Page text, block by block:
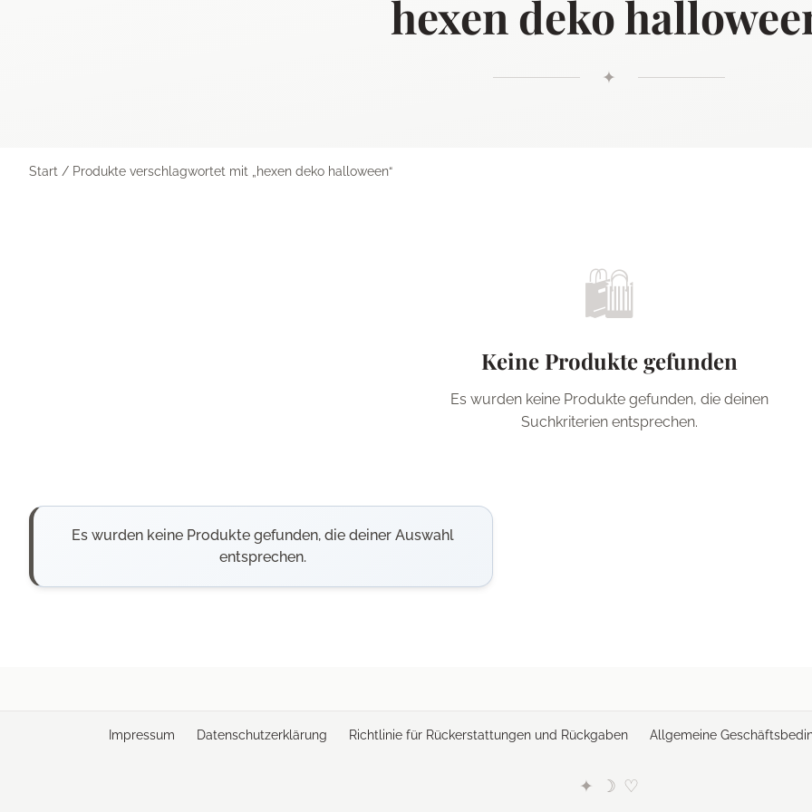
hexen deko
✦
Start / Produkte verschlagwortet mit „hexen deko halloween“
🛍️
Keine Produkte gefunden
Es wurden keine Produkte gefunden, die deinen
Suchkriterien entsprechen.
Es wurden keine Produkte gefunden, die deiner Auswahl
entsprechen.
Impressum Datenschutzerklärung Richtlinie für Rückerstattungen und Rückgaben Allgemeine
✦ ☽ ♡